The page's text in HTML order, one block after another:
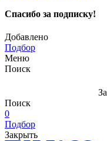
Спасибо за подписку!
Добавлено
Подбор
Меню
Поиск
Поиск
0
Подбор
Закрыть